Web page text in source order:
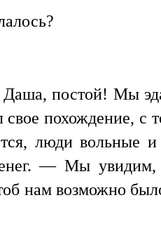
постой! Мы
свое похождение,
люди вольные
— Мы
нам возможно